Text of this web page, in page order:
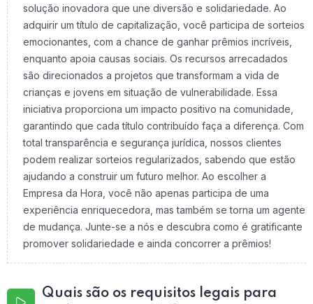
solução inovadora que une diversão e solidariedade. Ao
adquirir um título de capitalização, você participa de sorteios
emocionantes, com a chance de ganhar prêmios incríveis,
enquanto apoia causas sociais. Os recursos arrecadados
são direcionados a projetos que transformam a vida de
crianças e jovens em situação de vulnerabilidade. Essa
iniciativa proporciona um impacto positivo na comunidade,
garantindo que cada título contribuído faça a diferença. Com
total transparência e segurança jurídica, nossos clientes
podem realizar sorteios regularizados, sabendo que estão
ajudando a construir um futuro melhor. Ao escolher a
Empresa da Hora, você não apenas participa de uma
experiência enriquecedora, mas também se torna um agente
de mudança. Junte-se a nós e descubra como é gratificante
promover solidariedade e ainda concorrer a prêmios!
Quais são os requisitos legais para